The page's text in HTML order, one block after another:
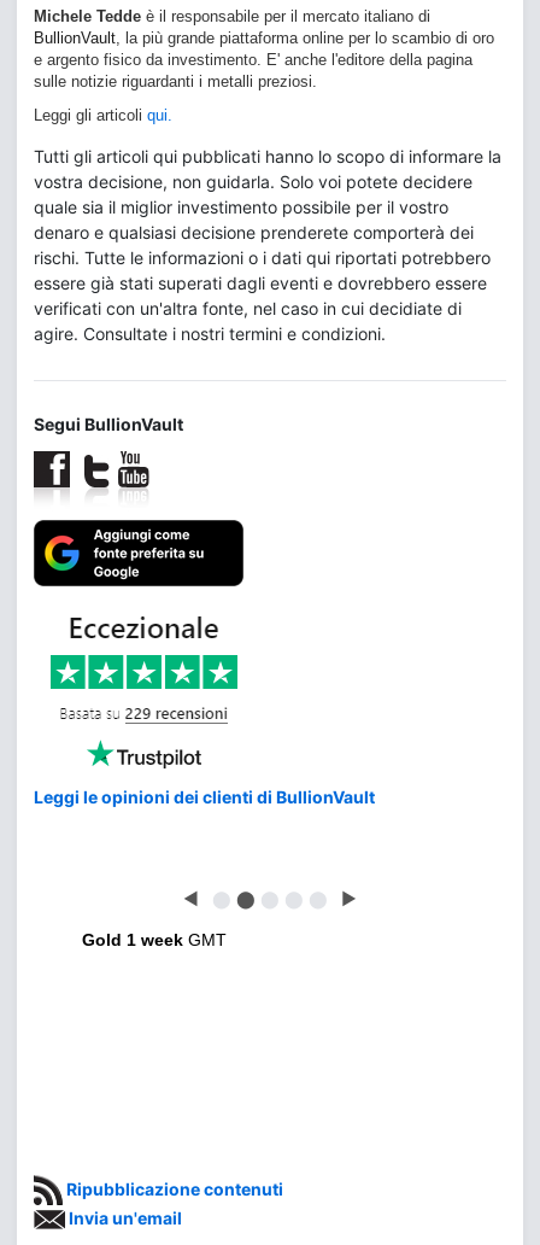
Michele Tedde è il responsabile per il mercato italiano di
BullionVault , la più grande piattaforma online per lo scambio di oro
e argento fisico da investimento. E' anche l'editore della pagina
sulle notizie riguardanti i metalli preziosi.
Leggi gli articoli qui.
Tutti gli articoli qui pubblicati hanno lo scopo di informare la
vostra decisione, non guidarla. Solo voi potete decidere
quale sia il miglior investimento possibile per il vostro
denaro e qualsiasi decisione prenderete comporterà dei
rischi. Tutte le informazioni o i dati qui riportati potrebbero
essere già stati superati dagli eventi e dovrebbero essere
verificati con un'altra fonte, nel caso in cui decidiate di
agire. Consultate i nostri termini e condizioni.
Segui BullionVault
Leggi le opinioni dei clienti di BullionVault
◀ ⬤ ⬤ ⬤ ⬤ ⬤ ▶
Gold 1 week GMT
Ripubblicazione contenuti
Invia un'email